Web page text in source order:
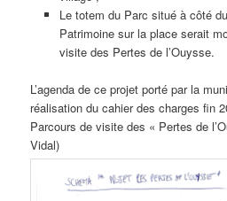
Le totem du Parc situé à côté
Patrimoine sur la place serait
visite des Pertes de l’Ouysse.
L’agenda de ce projet porté par la
réalisation du cahier des charges fin
Parcours de visite des « Pertes de
Vidal)